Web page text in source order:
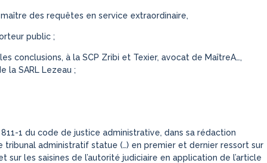
des requêtes en service extraordinaire,
public ;
conclusions, à la SCP Zribi et Texier, avocat de MaîtreA…,
la SARL Lezeau ;
1 du code de justice administrative, dans sa rédaction
administratif statue (…) en premier et dernier ressort sur
sur les saisines de l’autorité judiciaire en application de l’article